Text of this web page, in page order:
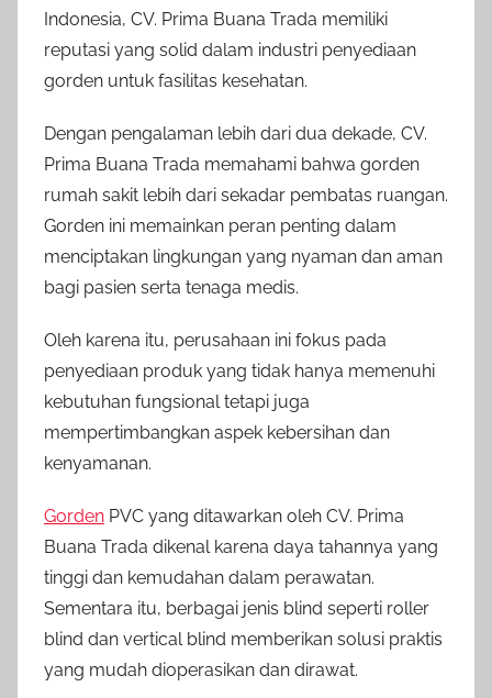
Indonesia, CV. Prima Buana Trada memiliki
reputasi yang solid dalam industri penyediaan
gorden untuk fasilitas kesehatan.
Dengan pengalaman lebih dari dua dekade, CV.
Prima Buana Trada memahami bahwa gorden
rumah sakit lebih dari sekadar pembatas ruangan.
Gorden ini memainkan peran penting dalam
menciptakan lingkungan yang nyaman dan aman
bagi pasien serta tenaga medis.
Oleh karena itu, perusahaan ini fokus pada
penyediaan produk yang tidak hanya memenuhi
kebutuhan fungsional tetapi juga
mempertimbangkan aspek kebersihan dan
kenyamanan.
Gorden PVC yang ditawarkan oleh CV. Prima
Buana Trada dikenal karena daya tahannya yang
tinggi dan kemudahan dalam perawatan.
Sementara itu, berbagai jenis blind seperti roller
blind dan vertical blind memberikan solusi praktis
yang mudah dioperasikan dan dirawat.